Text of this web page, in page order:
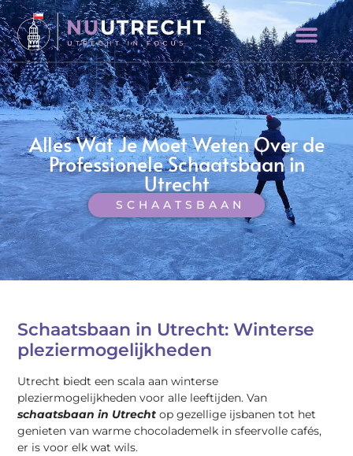
Alles Wat Je Moet Weten Over de
Professionele Schaatsbaan in
Utrecht
SCHAATSBAAN
Schaatsbaan in Utrecht: Winterse
pleziermogelijkheden
Utrecht biedt een scala aan winterse
pleziermogelijkheden voor alle leeftijden. Van
schaatsbaan in Utrecht op gezellige ijsbanen tot het
genieten van warme chocolademelk in sfeervolle cafés,
er is voor elk wat wils.